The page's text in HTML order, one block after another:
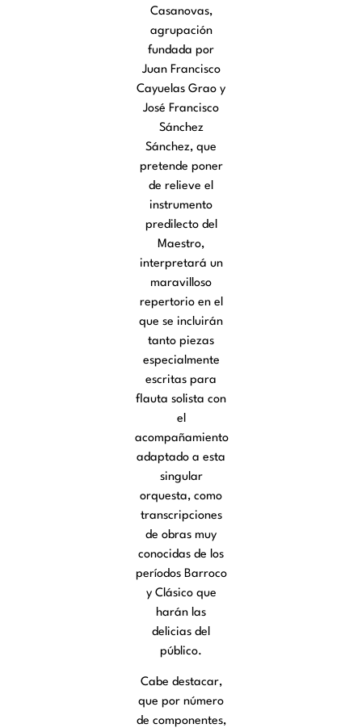
Casanovas,
agrupación
fundada por
Juan Francisco
Cayuelas Grao y
José Francisco
Sánchez
Sánchez, que
pretende poner
de relieve el
instrumento
predilecto del
Maestro,
interpretará un
maravilloso
repertorio en el
que se incluirán
tanto piezas
especialmente
escritas para
flauta solista con
el
acompañamiento
adaptado a esta
singular
orquesta, como
transcripciones
de obras muy
conocidas de los
períodos Barroco
y Clásico que
harán las
delicias del
público.
Cabe destacar,
que por número
de componentes,